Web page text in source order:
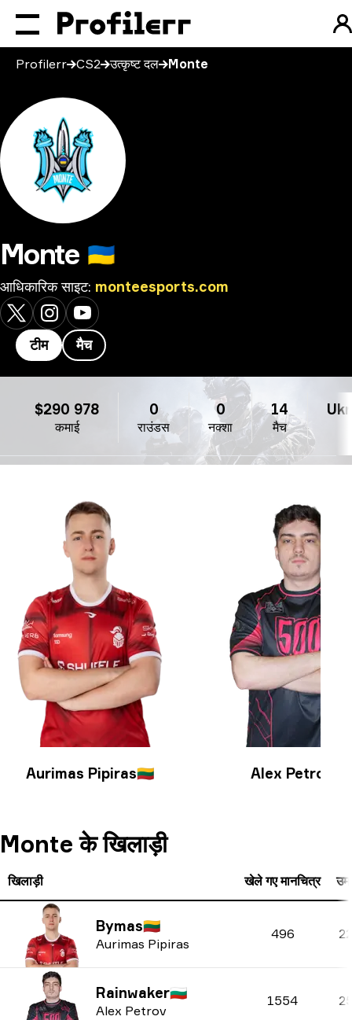
Profilerr CS2 उत्कृष्ट दल Monte
Monte 🇺🇦
आधिकारिक साइट: monteesports.com
टीम मैच
कमाई
$290 978
राउंडस
0
नक्शा
0
मैच
14
Aurimas Pipiras🇱🇹 Alex Petrov
Monte के खिलाड़ी
खिलाड़ी खेले गए मानचित्र
Bymas🇱🇹
Aurimas Pipiras
496 22
Rainwaker🇧🇬
Alex Petrov
1554